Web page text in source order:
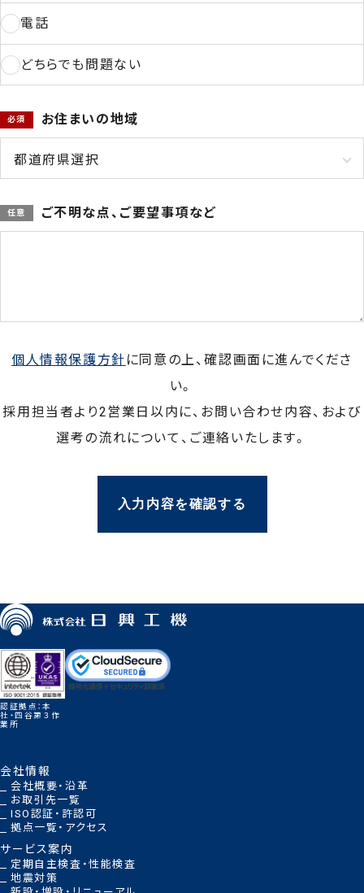
電話
どちらでも問題ない
お住まいの地域
ご不明な点、ご要望事項など
個人情報保護方針に同意の上、確認画面に進んでくださ
い。
採用担当者より2営業日以内に、お問い合わせ内容、および
選考の流れについて、 ご連絡いたします。
認証拠点：本
社・四谷第３作
業所
会社情報
会社概要・沿革
お取引先一覧
ISO認証・許認可
拠点一覧・アクセス
サービス案内
定期自主検査・性能検査
地震対策